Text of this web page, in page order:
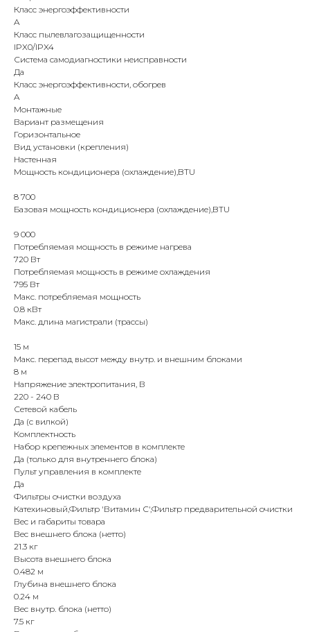
Класс энергоэффективности
A
Класс пылевлагозащищенности
IPX0/IPX4
Система самодиагностики неисправности
Да
Класс энергоэффективности, обогрев
A
Монтажные
Вариант размещения
Горизонтальное
Вид установки (крепления)
Настенная
Мощность кондиционера (охлаждение),BTU
8 700
Базовая мощность кондиционера (охлаждение),BTU
9 000
Потребляемая мощность в режиме нагрева
720 Вт
Потребляемая мощность в режиме охлаждения
795 Вт
Макс. потребляемая мощность
0.8 кВт
Макс. длина магистрали (трассы)
15 м
Макс. перепад высот между внутр. и внешним блоками
8 м
Напряжение электропитания, В
220 - 240 В
Сетевой кабель
Да (с вилкой)
Комплектность
Набор крепежных элементов в комплекте
Да (только для внутреннего блока)
Пульт управления в комплекте
Да
Фильтры очистки воздуха
Катехиновый,Фильтр 'Витамин С',Фильтр предварительной очистки
Вес и габариты товара
Вес внешнего блока (нетто)
21.3 кг
Высота внешнего блока
0.482 м
Глубина внешнего блока
0.24 м
Вес внутр. блока (нетто)
7.5 кг
Г.Москва Волоколамское шоссе,
Пн-вс с 9:00 до 18:00
Телефон
8 495 233-79-79
Почта
iceicemarket@yandex.ru
8 985 233-79-79
КОНТАКТЫ